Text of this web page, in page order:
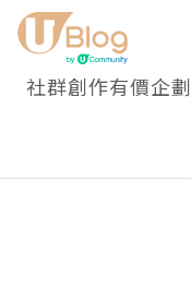
社群創作有價企劃